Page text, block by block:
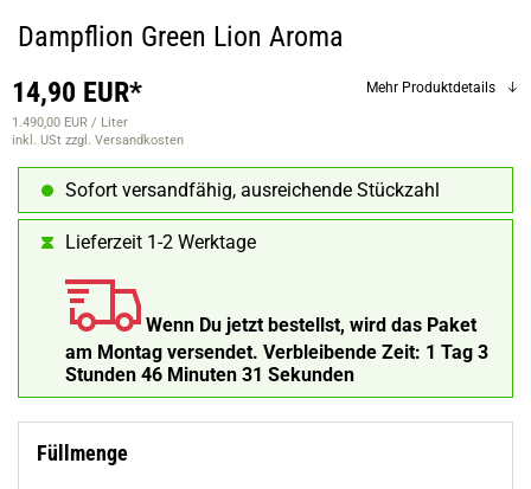
Dampflion Green Lion Aroma
14,90 EUR*
1.490,00 EUR / Liter
inkl. USt zzgl. Versandkosten
Mehr Produktdetails
Sofort versandfähig, ausreichende Stückzahl
Lieferzeit 1-2 Werktage
Wenn Du jetzt bestellst, wird das Paket
am Montag versendet. Verbleibende Zeit: 1 Tag 3
Stunden 46 Minuten 30 Sekunden
Füllmenge